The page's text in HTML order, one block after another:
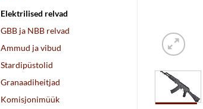
Elektrilised relvad
GBB ja NBB relvad
Ammud ja vibud
Stardipüstolid
Granaadiheitjad
Komisjonimüük